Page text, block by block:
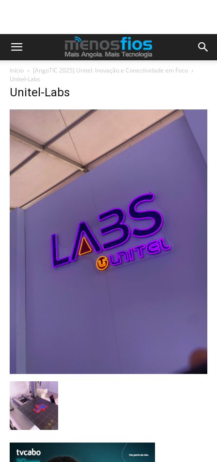
Início
[AngoTIC 2025] Unitel: Inovação e Conectividade em Foco
Unitel-Labs
Unitel-Labs